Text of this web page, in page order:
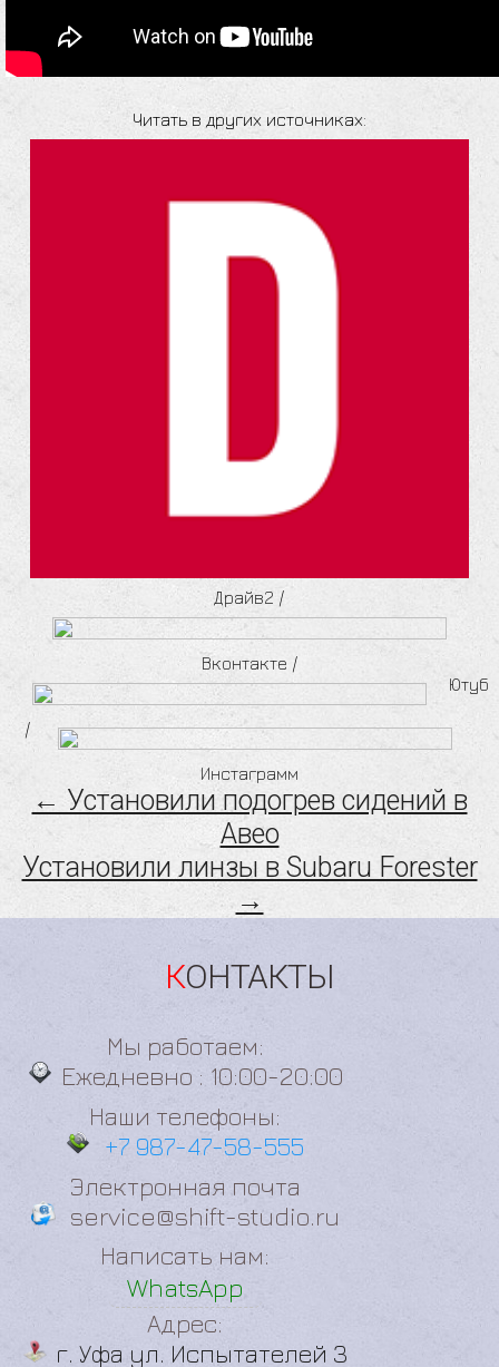
Читать в других источниках:
Драйв2 /
Вконтакте /
Ютуб
/
Инстаграмм
← Установили подогрев сидений в
Авео
Установили линзы в Subaru Forester
→
КОНТАКТЫ
Мы работаем:
Ежедневно : 10:00-20:00
Наши телефоны:
+7 987-47-58-555
Электронная почта
service@shift-studio.ru
Написать нам:
WhatsApp
Адрес:
г. Уфа ул. Испытателей 3